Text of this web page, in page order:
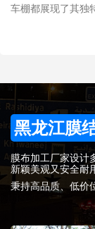
车棚都展现了其独
黑龙江膜
膜布加工厂家设计
新颖美观又安全耐
秉持高品质、低价